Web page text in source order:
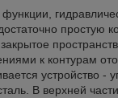
простую
к контурам
устройство -
В верхней части